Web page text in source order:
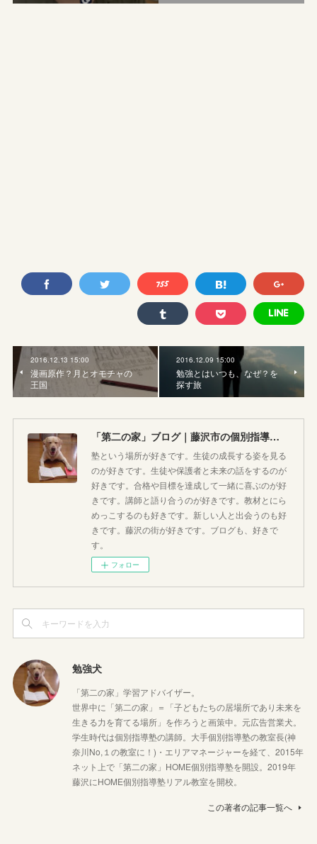
2016.12.13 15:00
漫画原作？月とオモチャの
王国
2016.12.09 15:00
勉強とはいつも、なぜ？を
探す旅
「第二の家」ブログ｜藤沢市の個別指導塾のお話
塾という場所が好きです。生徒の成長する姿を見る
のが好きです。生徒や保護者と未来の話をするのが
好きです。合格や目標を達成して一緒に喜ぶのが好
きです。講師と語り合うのが好きです。教材とにら
めっこするのも好きです。新しい人と出会うのも好
きです。藤沢の街が好きです。ブログも、好きで
す。
フォロー
勉強犬
「第二の家」学習アドバイザー。
世界中に「第二の家」＝「子どもたちの居場所であり未来を
生きる力を育てる場所」を作ろうと画策中。元広告営業犬。
学生時代は個別指導塾の講師。大手個別指導塾の教室長(神
奈川No,１の教室に！)・エリアマネージャーを経て、2015年
ネット上で「第二の家」HOME個別指導塾を開設。2019年
藤沢にHOME個別指導塾リアル教室を開校。
この著者の記事一覧へ